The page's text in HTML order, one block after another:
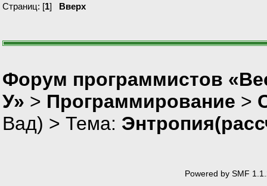
delete []entropiaN;
Страниц: [1] Вверх
Форум программистов
У» > Программирование >
Вад) > Тема:
Powered by SMF